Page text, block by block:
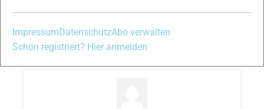
Teilen
ImpressumDatenschutzAbo verwalten
Schon registriert? Hier anmelden